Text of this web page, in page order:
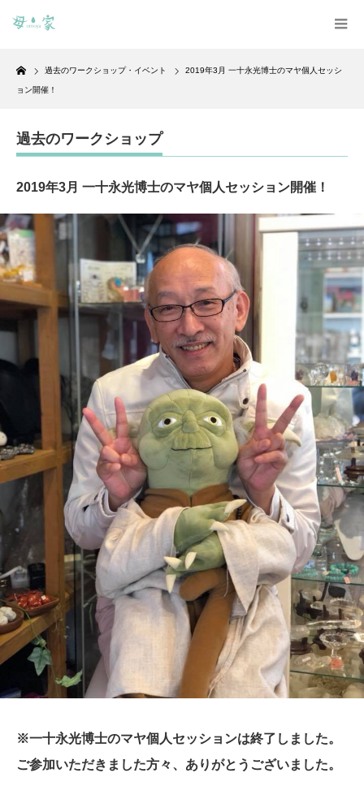
Home
過去のワークショップ・イベント 2019年3月 一十永光博士のマヤ個人セッシ
ョン開催！
過去のワークショップ
2019年3月 一十永光博士のマヤ個人セッション開催！
※一十永光博士のマヤ個人セッションは終了しました。
ご参加いただきました方々、ありがとうございました。